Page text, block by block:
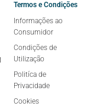
Termos e Condições
Informações ao
Consumidor
Condições de
Utilização
Politíca de
Privacidade
Cookies